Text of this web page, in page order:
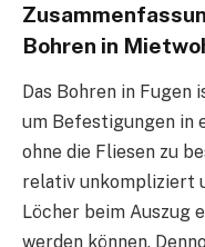
Bohren in
Das Bohren in Fugen
um Befestigungen in
ohne die Fliesen zu
relativ unkompliziert
Löcher beim Auszug
werden können.